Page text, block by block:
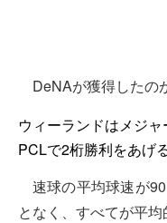
DeNAが獲得したの
ウィーランドはメジ
PCLで2桁勝利をあげ
速球の平均球速が
となく、すべてが平均